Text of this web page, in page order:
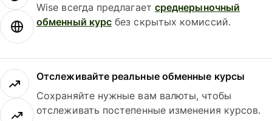
Wise всегда предлагает среднерыночный
обменный курс без скрытых комиссий.
Отслеживайте реальные обменные курсы
Сохраняйте нужные вам валюты, чтобы
отслеживать постепенные изменения курсов.